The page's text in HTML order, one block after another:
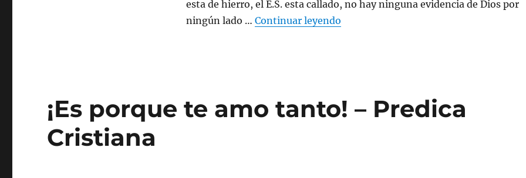
esta de hierro, el E.S. esta callado, no hay ninguna evidencia de Dios por
ningún lado … Continuar leyendo«El silencio de Dios – Predicacion
¡Es porque te amo tanto! – Predica
Cristiana